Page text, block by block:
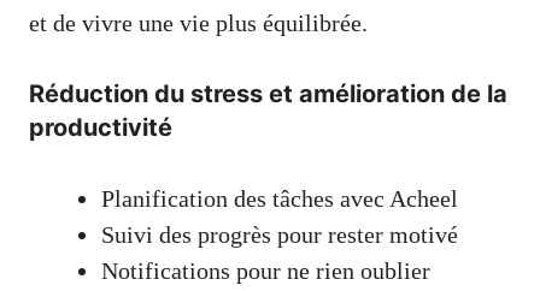
et de vivre une vie plus équilibrée.
Réduction du stress et amélioration de la
productivité
Planification des tâches avec Acheel
Suivi des progrès pour rester motivé
Notifications pour ne rien oublier